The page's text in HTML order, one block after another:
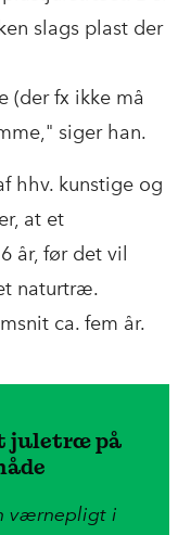
slags plast der
(der fx ikke må
siger han.
hhv. kunstige og
at et
år, før det vil
naturtræ.
ca. fem år.
juletræ på
værnepligt i